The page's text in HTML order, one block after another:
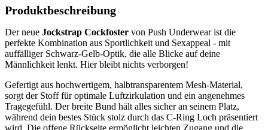
Produktbeschreibung
Der neue Jockstrap Cockfoster von Push Underwear ist die
perfekte Kombination aus Sportlichkeit und Sexappeal - mit
auffälliger Schwarz-Gelb-Optik, die alle Blicke auf deine
Männlichkeit lenkt. Hier bleibt nichts verborgen!
Gefertigt aus hochwertigem, halbtransparentem Mesh-Material,
sorgt der Stoff für optimale Luftzirkulation und ein angenehmes
Tragegefühl. Der breite Bund hält alles sicher an seinem Platz,
während dein bestes Stück stolz durch das C-Ring Loch präsentiert